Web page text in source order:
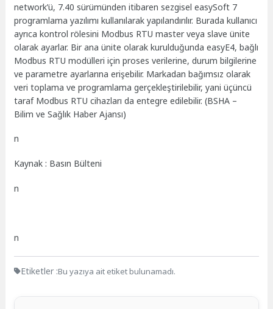
network’ü, 7.40 sürümünden itibaren sezgisel easySoft 7
programlama yazılımı kullanılarak yapılandırılır. Burada kullanıcı
ayrıca kontrol rölesini Modbus RTU master veya slave ünite
olarak ayarlar. Bir ana ünite olarak kurulduğunda easyE4, bağlı
Modbus RTU modülleri için proses verilerine, durum bilgilerine
ve parametre ayarlarına erişebilir. Markadan bağımsız olarak
veri toplama ve programlama gerçekleştirilebilir, yani üçüncü
taraf Modbus RTU cihazları da entegre edilebilir. (BSHA –
Bilim ve Sağlık Haber Ajansı)
n
Kaynak : Basın Bülteni
n
n
Etiketler :Bu yazıya ait etiket bulunamadı.